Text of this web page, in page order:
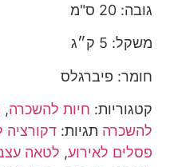
גובה: 20 ס"מ
משקל: 5 ק״ג
חומר: פיברגלס
קטגוריות: חיות להשכרה,
להשכרה תגיות: דקורציה
פסלים לאירוע, לטאה